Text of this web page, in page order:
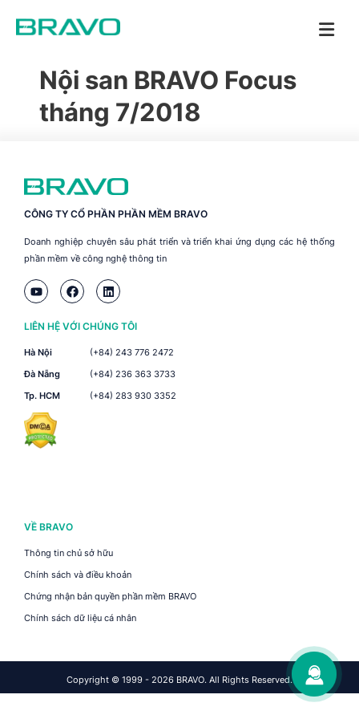
Nội san BRAVO Focus
tháng 7/2018
CÔNG TY CỔ PHẦN PHẦN MỀM BRAVO
Doanh nghiệp chuyên sâu phát triển và triển khai ứng dụng các hệ thống
phần mềm về công nghệ thông tin
LIÊN HỆ VỚI CHÚNG TÔI
Hà Nội
(+84) 243 776 2472
Đà Nẵng
(+84) 236 363 3733
Tp. HCM
(+84) 283 930 3352
VỀ BRAVO
Thông tin chủ sở hữu
Chính sách và điều khoản
Chứng nhận bản quyền phần mềm BRAVO
Chính sách dữ liệu cá nhân
Copyright © 1999 - 2026 BRAVO. All Rights Reserved.